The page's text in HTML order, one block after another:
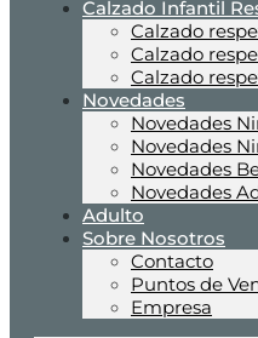
Calzado Infantil
Calzado
Calzado
Calzado
Novedades
Novedades
Novedades
Novedades
Novedades
Adulto
Sobre Nosotros
Contacto
Puntos de
Empresa